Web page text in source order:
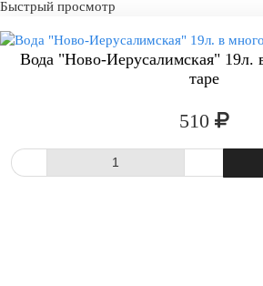
Быстрый просмотр
Вода "Ново-Иерусалимская" 19л.
таре
510